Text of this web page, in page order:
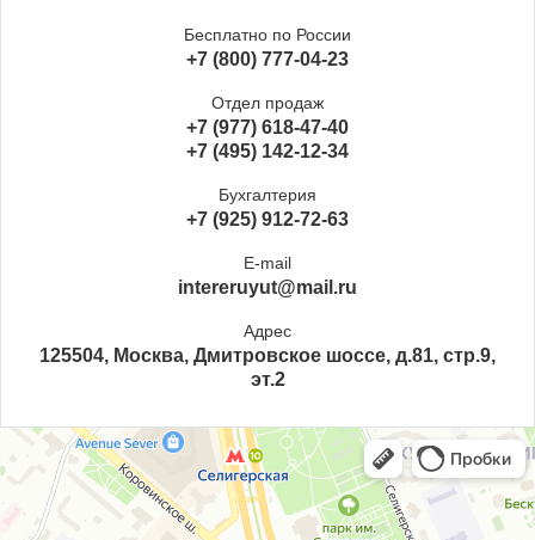
Бесплатно по России
+7 (800) 777-04-23
Отдел продаж
+7 (977) 618-47-40
+7 (495) 142-12-34
Бухгалтерия
+7 (925) 912-72-63
E-mail
intereruyut@mail.ru
Адрес
125504, Москва, Дмитровское шоссе, д.81, стр.9,
эт.2